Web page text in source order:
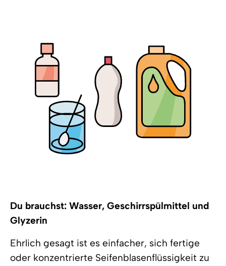
Du brauchst: Wasser, Geschirrspülmittel und
Glyzerin
Ehrlich gesagt ist es einfacher, sich fertige
oder konzentrierte Seifenblasenflüssigkeit zu